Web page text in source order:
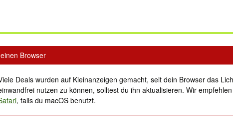
Browser
Deals wurden auf Kleinanzeigen gemacht, seit dein Browser das
nutzen zu können, solltest du ihn aktualisieren. Wir empfehlen
, falls du macOS benutzt.